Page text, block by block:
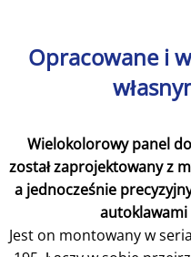
Opracowane i
Wielokolorowy panel
został zaprojektowany z
a jednocześnie
Jest on montowany w